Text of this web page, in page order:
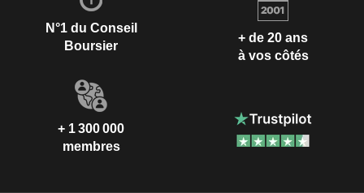
N°1 du Conseil
Boursier
+ de 20 ans
à vos côtés
+ 1 300 000
membres